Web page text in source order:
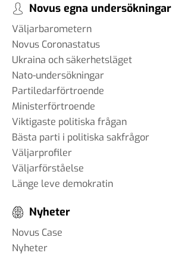
Novus egna undersökningar
Väljarbarometern
Novus Coronastatus
Ukraina och säkerhetsläget
Nato-undersökningar
Partiledarförtroende
Ministerförtroende
Viktigaste politiska frågan
Bästa parti i politiska sakfrågor
Väljarprofiler
Väljarförståelse
Länge leve demokratin
Nyheter
Novus Case
Nyheter